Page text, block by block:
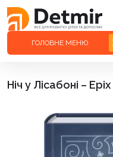
ГОЛОВНЕ МЕНЮ
Ніч у Лісабоні –